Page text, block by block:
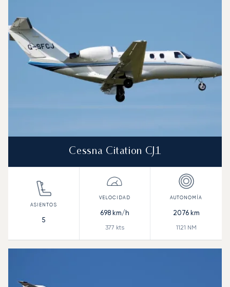
Autonomía (NM)
Cessna Citation CJ1
5
698km/h
377 kts
2076km
1121 NM